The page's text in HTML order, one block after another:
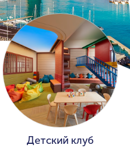
Детский клуб